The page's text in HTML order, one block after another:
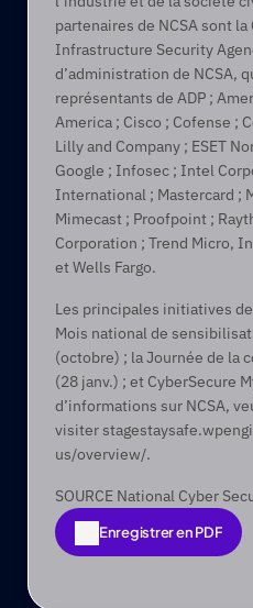
partenaires de NCSA sont
Infrastructure Security
d’administration de NCSA,
représentants de ADP ;
America ; Cisco ; Cofense ;
Lilly and Company ; ESET
Google ; Infosec ; Intel
International ; Mastercard ;
Mimecast ; Proofpoint ;
Corporation ; Trend Micro,
et Wells Fargo.
Les principales initiatives
Mois national de
(octobre) ; la Journée de la
(28 janv.) ; et CyberSecure
d’informations sur NCSA,
visiter
us/overview/.
SOURCE National Cyber
Enregistrer en PDF
Enregistrer en PDF